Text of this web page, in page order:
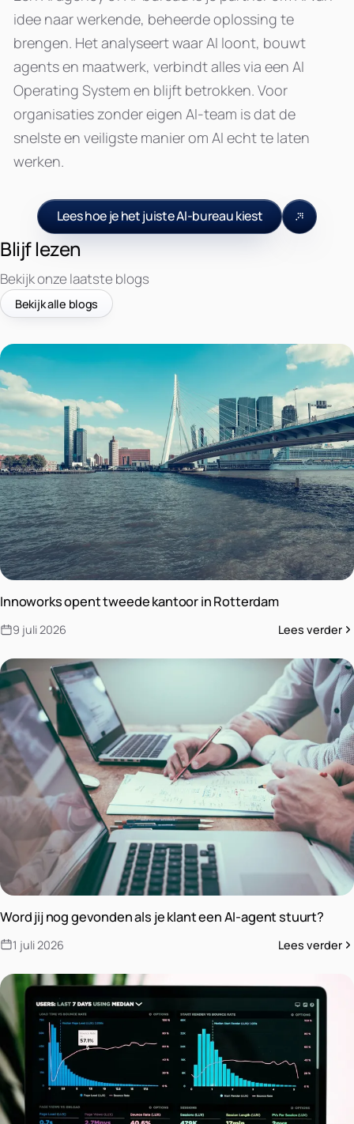
idee naar werkende, beheerde oplossing te
brengen. Het analyseert waar AI loont, bouwt
agents en maatwerk, verbindt alles via een AI
Operating System en blijft betrokken. Voor
organisaties zonder eigen AI-team is dat de
snelste en veiligste manier om AI echt te laten
werken.
Lees hoe je het juiste AI-bureau kiest
Blijf lezen
Bekijk onze laatste blogs
Bekijk alle blogs
Innoworks opent tweede kantoor in Rotterdam
9 juli 2026 Lees verder
Word jij nog gevonden als je klant een AI-agent stuurt?
1 juli 2026 Lees verder